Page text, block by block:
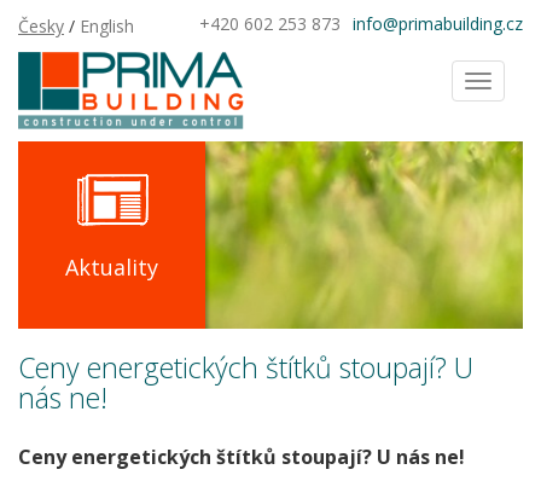
Česky / English info@primabuilding.cz
+420 602 253 873
Toggle
Aktuality
Ceny energetických štítků stoupají? U
nás ne!
Ceny energetických štítků stoupají? U nás ne!